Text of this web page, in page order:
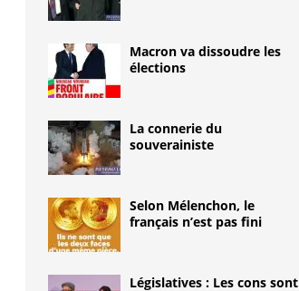
Macron va dissoudre les
élections
La connerie du
souverainiste
Selon Mélenchon, le
français n’est pas fini
Législatives : Les cons sont